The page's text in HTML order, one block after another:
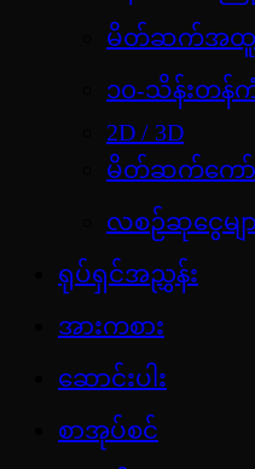
မိတ်ဆက်အထူး
၁၀-သိန်းတန်ကံ
2D / 3D
မိတ်ဆက်ကော်မ
လစဉ်ဆုငွေမျာ
ရုပ်ရှင်အညွှန်း
အားကစား
ဆောင်းပါး
စာအုပ်စင်